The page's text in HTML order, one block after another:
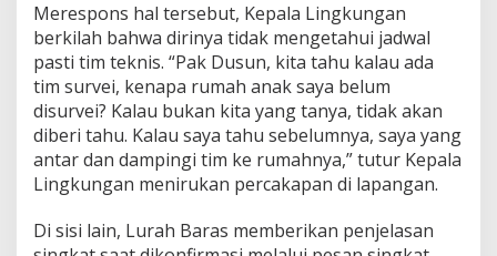
a
n
P
r
u
m
a
h
a
S
Merespons hal tersebut, Kepala Lingkungan
berkilah bahwa dirinya tidak mengetahui jadwal
pasti tim teknis. “Pak Dusun, kita tahu kalau ada
tim survei, kenapa rumah anak saya belum
disurvei? Kalau bukan kita yang tanya, tidak akan
diberi tahu. Kalau saya tahu sebelumnya, saya yang
antar dan dampingi tim ke rumahnya,” tutur Kepala
Lingkungan menirukan percakapan di lapangan.
Di sisi lain, Lurah Baras memberikan penjelasan